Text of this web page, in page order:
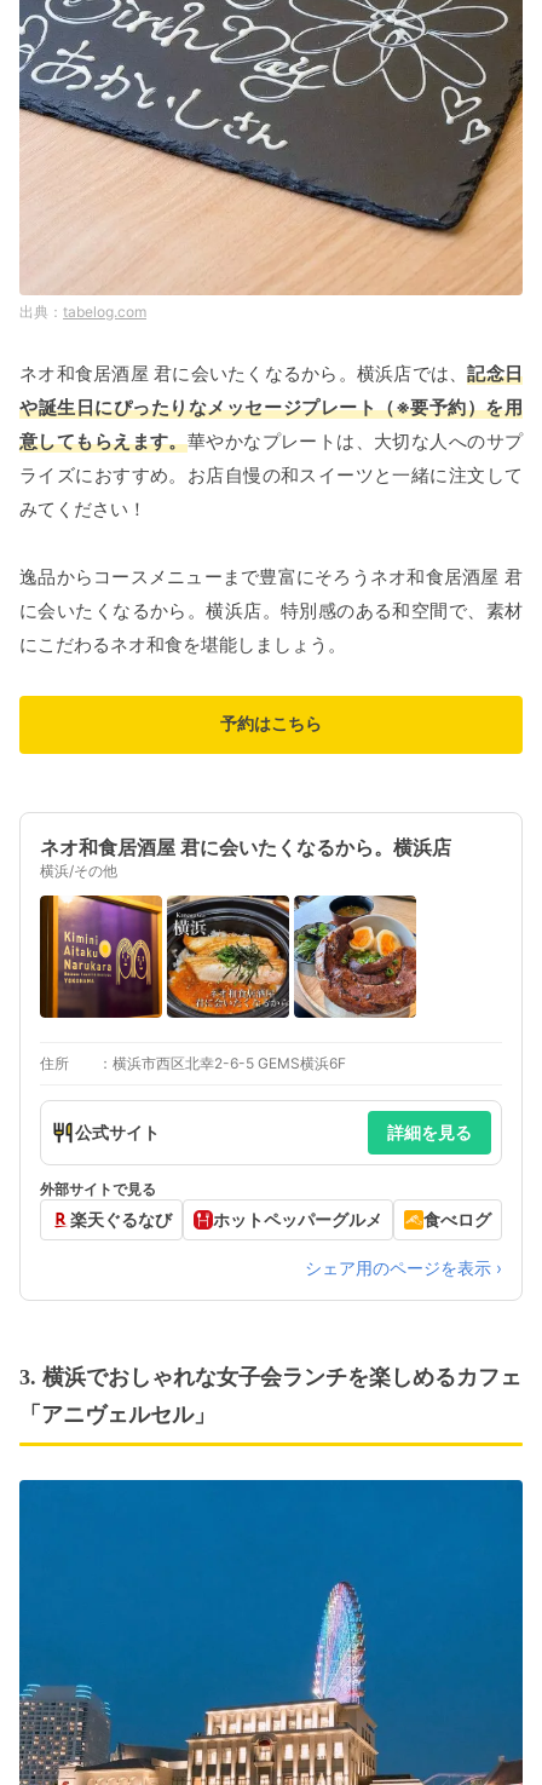
tabelog.com
ネオ和食居酒屋 君に会いたくなるから。横浜店では、記念日
や誕生日にぴったりなメッセージプレート（※要予約）を用
意してもらえます。華やかなプレートは、大切な人へのサプ
ライズにおすすめ。お店自慢の和スイーツと一緒に注文して
みてください！
逸品からコースメニューまで豊富にそろうネオ和食居酒屋 君
に会いたくなるから。横浜店。特別感のある和空間で、素材
にこだわるネオ和食を堪能しましょう。
予約はこちら
ネオ和食居酒屋 君に会いたくなるから。横浜店
横浜/その他
住所 横浜市西区北幸2-6-5 GEMS横浜6F
公式サイト 詳細を見る
外部サイトで見る
楽天ぐるなび ホットペッパーグルメ 食べログ
シェア用のページを表示 ›
3. 横浜でおしゃれな女子会ランチを楽しめるカフェ
「アニヴェルセル」